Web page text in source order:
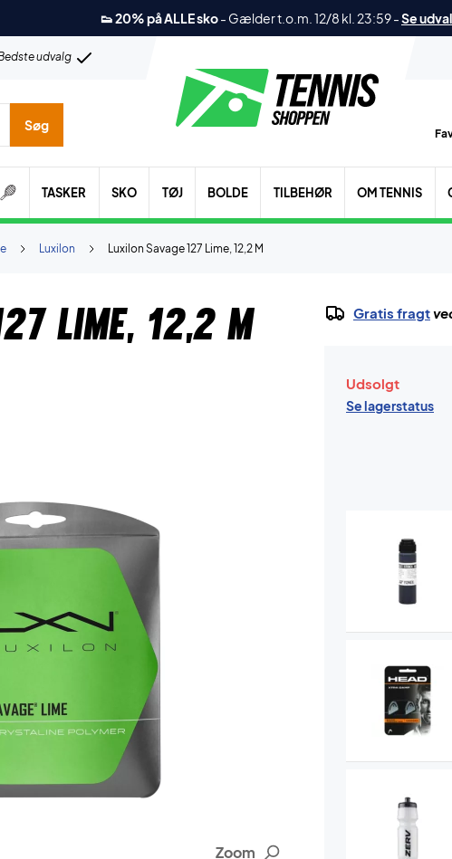
👟 20% på ALLE sko- Gælder t.o.m. 12/8 kl. 23:59-Se
udvalg
Søg
TASKER SKO TØJ BOLDE TILBEHØR OM TENNIS
Luxilon Savage 127 Lime, 12,2 M
Luxilon
Lime, 12,2 M
Zoom
Gratis fragt
Udsolgt
Se lagerstatus